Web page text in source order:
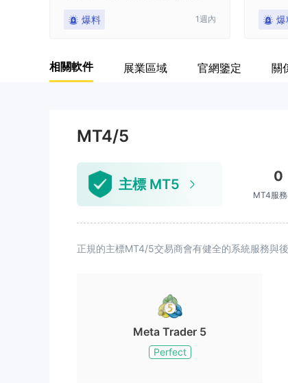
注册此平台 就是一个大的坑 希望大
大家切记 千万不要。注册此平台 千
万不要做此平台 不给出金......平台
奉劝大家一句 千万不要注册此平台
就是骗人的平台......千万不要做此平
爆料 1週內 爆
相關軟件 展業區域 官網鑒定 關
MT4/5
主標 MT5 0
MT4服
正規的主標MT4/5交易商會有健全的系統服務與
Meta Trader 5
Perfect